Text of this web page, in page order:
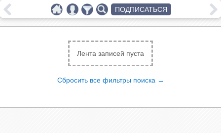
Лента записей пуста
Сбросить все фильтры поиска →
ПОДПИСАТЬСЯ